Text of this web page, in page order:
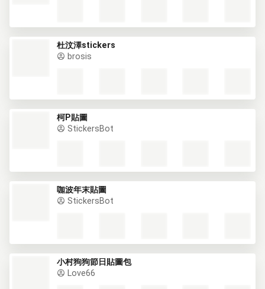
杜汶澤stickers
brosis
柯P貼圖
StickersBot
咖波年末貼圖
StickersBot
小村狗狗節日貼圖包
Love66